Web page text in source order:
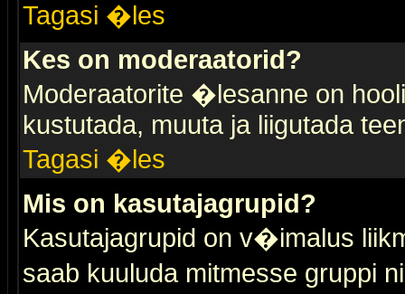
Tagasi �les
Kes on moderaatorid?
Moderaatorite �lesanne on
kustutada, muuta ja liigutada
Tagasi �les
Mis on kasutajagrupid?
Kasutajagrupid on v�imalus
saab kuuluda mitmesse gruppi